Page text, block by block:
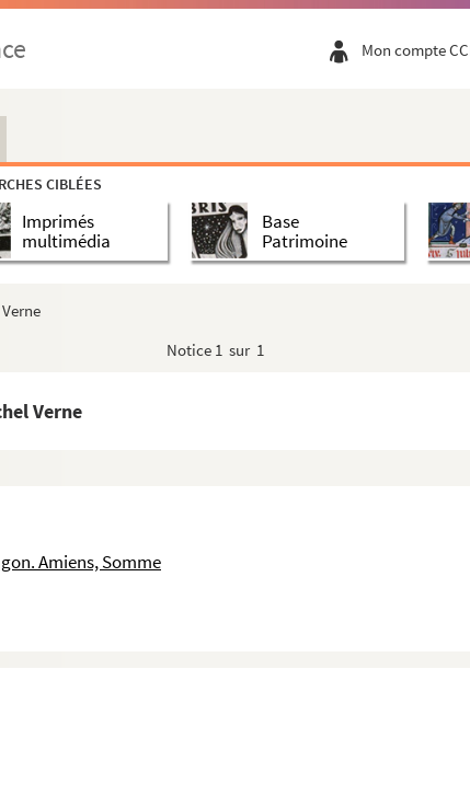
Mon compte
CIBLÉES
Imprimés
multimédia
Base
Patrimoine
Notice 1 sur 1
Verne
Amiens, Somme
Edouard Alliou
Alliou
dictée à Alliou